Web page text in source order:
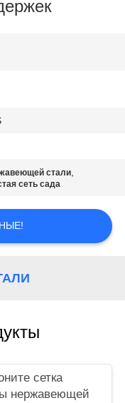
стали,
сеть сада
сетка
нержавеющей